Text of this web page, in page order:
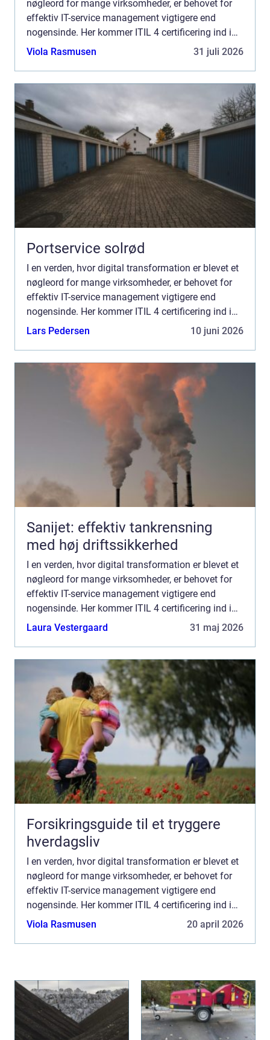
nøgleord for mange virksomheder, er behovet for
effektiv IT-service management vigtigere end
nogensinde. Her kommer ITIL 4 certificering ind i
billedet som en uundværlig værkt&o...
Viola Rasmusen 31 juli 2026
Portservice solrød
I en verden, hvor digital transformation er blevet et
nøgleord for mange virksomheder, er behovet for
effektiv IT-service management vigtigere end
nogensinde. Her kommer ITIL 4 certificering ind i
billedet som en uundværlig værkt&o...
Lars Pedersen 10 juni 2026
Sanijet: effektiv tankrensning
med høj driftssikkerhed
I en verden, hvor digital transformation er blevet et
nøgleord for mange virksomheder, er behovet for
effektiv IT-service management vigtigere end
nogensinde. Her kommer ITIL 4 certificering ind i
billedet som en uundværlig værkt&o...
Laura Vestergaard 31 maj 2026
Forsikringsguide til et tryggere
hverdagsliv
I en verden, hvor digital transformation er blevet et
nøgleord for mange virksomheder, er behovet for
effektiv IT-service management vigtigere end
nogensinde. Her kommer ITIL 4 certificering ind i
billedet som en uundværlig værkt&o...
Viola Rasmusen 20 april 2026